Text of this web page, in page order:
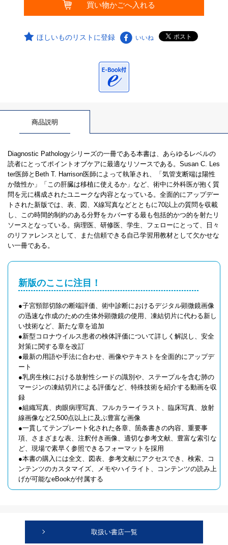
ほしいものリストに登録 いいね
商品説明
Diagnostic Pathologyシリーズの一冊である本書は、あらゆるレベルの
読者にとってポイントオブケアに最適なリソースである。Susan C. Les
ter医師とBeth T. Harrison医師によって執筆され、「気管支断端は陽性
か陰性か」「この肝臓は移植に使えるか」など、術中に外科医が抱く質
問を元に構成されたユニークな内容となっている。全面的にアップデー
トされた新版では、表、図、X線写真などとともに70以上の質問を収載
し、この時間的制約のある分野をカバーする最も包括的かつ的を射たリ
ソースとなっている。病理医、研修医、学生、フェローにとって、日々
のリファレンスとして、また信頼できる自己学習用教材として欠かせな
い一冊である。
新版のここに注目！
●子宮頸部切除の断端評価、術中診断におけるデジタル顕微鏡画像
の迅速な作成のための生体外顕微鏡の使用、凍結切片に代わる新し
い技術など、新たな章を追加
●新型コロナウイルス患者の検体評価について詳しく解説し、安全
対策に関する章を改訂
●最新の用語や手法に合わせ、画像やテキストを全面的にアップデ
ート
●乳房生検における放射性シードの識別や、ステープルを含む肺の
マージンの凍結切片による評価など、特殊技術を紹介する動画を収
録
●組織写真、肉眼病理写真、フルカラーイラスト、臨床写真、放射
線画像など2,500点以上に及ぶ豊富な画像
●一貫してテンプレート化された各章、箇条書きの内容、重要事
項、さまざまな表、注釈付き画像、適切な参考文献、豊富な索引な
ど、現場で素早く参照できるフォーマットを採用
●本書の購入には全文、図表、参考文献にアクセスでき、検索、コ
ンテンツのカスタマイズ、メモやハイライト、コンテンツの読み上
げが可能なeBookが付属する
取扱い書店一覧